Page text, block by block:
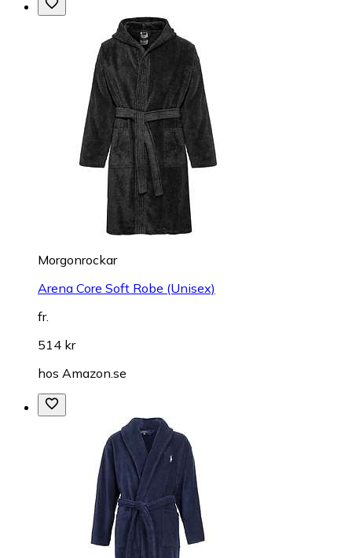
Morgonrockar
Arena Core Soft Robe (Unisex)
fr.
514 kr
hos Amazon.se